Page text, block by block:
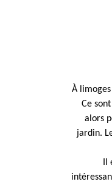
À
Ce
alors
jardin.